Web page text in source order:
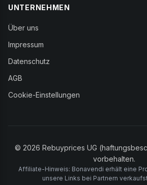
UNTERNEHMEN
Über uns
Impressum
Datenschutz
AGB
Cookie-Einstellungen
© 2026 Rebuyprices UG
vorbehalten.
Affiliate-Hinweis: Bonavendi erhält eine
unsere Links bei Partnern